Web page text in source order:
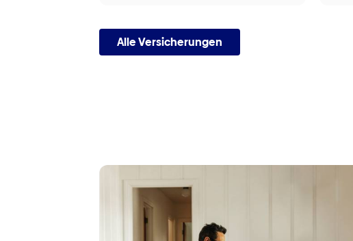
Alle Versicherungen